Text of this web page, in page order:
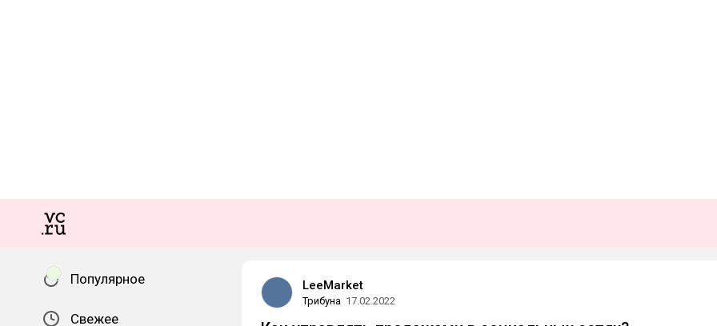
Популярное
Свежее
LeeMarket
Трибуна 17.02.2022